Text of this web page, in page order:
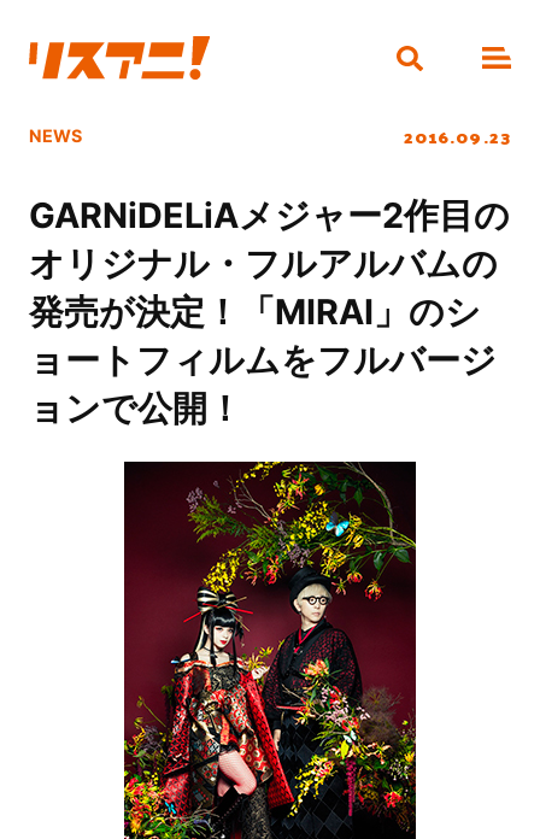
NEWS 2016.09.23
GARNiDELiAメジャー2作目の
オリジナル・フルアルバムの
発売が決定！「MIRAI」のシ
ョートフィルムをフルバージ
ョンで公開！